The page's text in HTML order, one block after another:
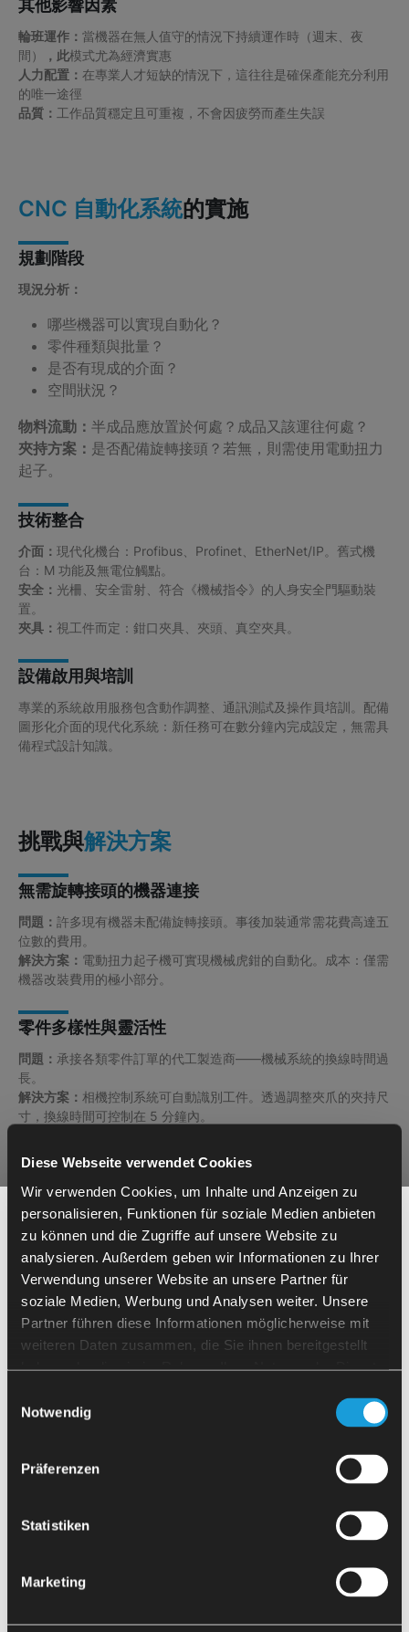
Diese Webseite verwendet Cookies
Wir verwenden Cookies, um Inhalte und Anzeigen zu
personalisieren, Funktionen für soziale Medien anbieten
zu können und die Zugriffe auf unsere Website zu
analysieren. Außerdem geben wir Informationen zu Ihrer
Verwendung unserer Website an unsere Partner für
soziale Medien, Werbung und Analysen weiter. Unsere
Partner führen diese Informationen möglicherweise mit
weiteren Daten zusammen, die Sie ihnen bereitgestellt
haben oder die sie im Rahmen Ihrer Nutzung der Dienste
Notwendig
Präferenzen
Statistiken
Marketing
其他影響因素
輪班運作： 當機器在無人值守的情況下持續運作時（週末、夜
間）
，此模式尤為經濟實惠
人力配置： 在專業人才短缺的情況下，這往往是確保產能充分利用
的唯一途徑
品質： 工作品質穩定且可重複，不會因疲勞而產生失誤
CNC 自動化系統的實施
規劃階段
現況分析：
哪些機器可以實現自動化？
零件種類與批量？
是否有現成的介面？
空間狀況？
物料流動： 半成品應放置於何處？成品又該運往何處？
夾持方案： 是否配備旋轉接頭？若無，則需使用電動扭力
起子。
技術整合
介面： 現代化機台：Profibus、Profinet、EtherNet/IP。舊式機
台：M 功能及無電位觸點。
安全： 光柵、安全雷射、符合《機械指令》的人身安全門驅動裝
置。
夾具： 視工件而定：鉗口夾具、夾頭、真空夾具。
設備啟用與培訓
專業的系統啟用服務包含動作調整、通訊測試及操作員培訓。配備
圖形化介面的現代化系統：新任務可在數分鐘內完成設定，無需具
備程式設計知識。
挑戰與解決方案
無需旋轉接頭的機器連接
問題： 許多現有機器未配備旋轉接頭。事後加裝通常需花費高達五
位數的費用。
解決方案： 電動扭力起子機可實現機械虎鉗的自動化。成本：僅需
機器改裝費用的極小部分。
零件多樣性與靈活性
問題： 承接各類零件訂單的代工製造商——機械系統的換線時間過
長。
解決方案： 相機控制系統可自動識別工件。透過調整夾爪的夾持尺
寸，換線時間可控制在 5 分鐘內。
有限的自主運行時間
解決方案：
SpaceBox 系統：每個 SpaceBox 單元可容納超過
1,500 件小零件
托盤倉：中等批量
推車：大型工件
可在運作期間進行補充
品質保證
CNC 控制系統的進程監控
關於 CNC 自動化的常見問題
您在自動化方面需要協助嗎？
如果您對工具機自動化有任何疑問，或希望獲
得快速建議，我很樂意為您提供協助。
請留下您的聯絡方式，我會盡快與您聯繫。
Florian Andre